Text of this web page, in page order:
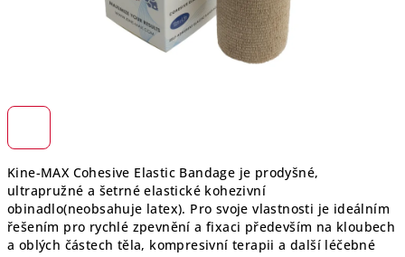
Kine-MAX Cohesive Elastic Bandage je prodyšné,
ultrapružné a šetrné elastické kohezivní
obinadlo(neobsahuje latex). Pro svoje vlastnosti je ideálním
řešením pro rychlé zpevnění a fixaci především na kloubech
a oblých částech těla, kompresivní terapii a další léčebné